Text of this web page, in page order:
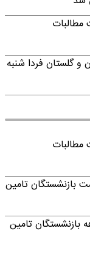
مطالبات
و گلستان فردا شنبه
مطالبات
بازنشستگان تامین
بازنشستگان تامین